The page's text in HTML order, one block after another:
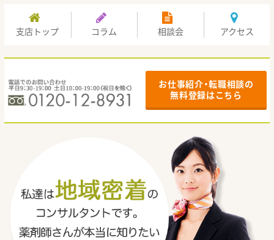
支店トップ コラム 相談会 アクセス
お仕事紹介・転職相談の
無料登録はこちら